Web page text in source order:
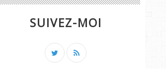
SUIVEZ-MOI